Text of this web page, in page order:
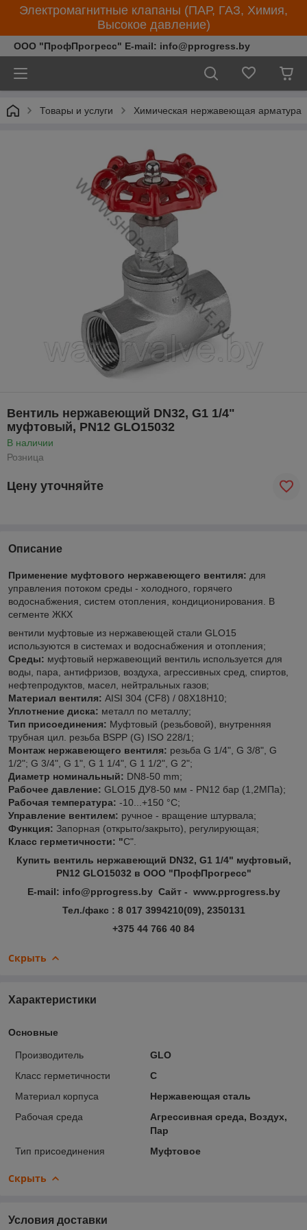
Электромагнитные клапаны (ПАР, ГАЗ, Химия,
Высокое давление)
ООО "ПрофПрогресс" E-mail: info@pprogress.by
Товары и услуги Химическая нержавеющая арматура
Вентиль нержавеющий DN32, G1 1/4"
муфтовый, PN12 GLO15032
В наличии
Розница
Цену уточняйте
Описание
Применение муфтового нержавеющего вентиля: для
управления потоком среды - холодного, горячего
водоснабжения, систем отопления, кондиционирования. В
сегменте ЖКХ
вентили муфтовые из нержавеющей стали GLO15
используются в системах и водоснабжения и отопления;
Среды: муфтовый нержавеющий вентиль используется для
воды, пара, антифризов, воздуха, агрессивных сред, спиртов,
нефтепродуктов, масел, нейтральных газов;
Материал вентиля: AISI 304 (CF8) / 08Х18Н10;
Уплотнение диска: металл по металлу;
Тип присоединения: Муфтовый (резьбовой), внутренняя
трубная цил. резьба BSPP (G) ISO 228/1;
Монтаж нержавеющего вентиля: резьба G 1/4", G 3/8", G
1/2"; G 3/4", G 1", G 1 1/4", G 1 1/2", G 2";
Диаметр номинальный: DN8-50 mm;
Рабочее давление: GLO15 ДУ8-50 мм - PN12 бар (1,2МПа);
Рабочая температура: -10...+150 °С;
Управление вентилем: ручное - вращение штурвала;
Функция: Запорная (открыто/закрыто), регулирующая;
Класс герметичности: "C".
Купить вентиль нержавеющий DN32, G1 1/4" муфтовый,
PN12 GLO15032 в ООО "ПрофПрогресс"
E-mail: info@pprogress.by Сайт - www.pprogress.by
Тел./факс : 8 017 3994210(09), 2350131
+375 44 766 40 84
Скрыть
Характеристики
Основные
Производитель
GLO
Класс герметичности
С
Материал корпуса
Нержавеющая сталь
Рабочая среда
Агрессивная среда, Воздух,
Пар
Тип присоединения
Муфтовое
Скрыть
Условия доставки